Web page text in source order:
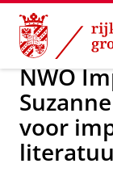
Skip
Content
Skip
Navigation
Over ons
NWO
voor